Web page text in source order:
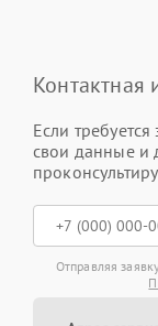
Если требуется
свои данные и
Отправляя